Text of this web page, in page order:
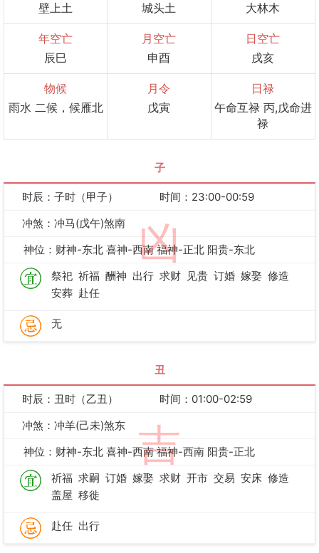
壁上土
城头土
大林木
年空亡
辰巳
月空亡
申酉
日空亡
戌亥
物候
雨水 二候，候雁北
月令
戊寅
日禄
午命互禄 丙,戊命进
禄
子
凶
时辰：子时（甲子）
时间：23:00-00:59
冲煞：冲马(戊午)煞南
神位：财神-东北 喜神-西南 福神-正北 阳贵-东北
祭祀 祈福 酬神 出行 求财 见贵 订婚 嫁娶 修造
安葬 赴任
无
丑
吉
时辰：丑时（乙丑）
时间：01:00-02:59
冲煞：冲羊(己未)煞东
神位：财神-东北 喜神-西南 福神-西南 阳贵-正北
祈福 求嗣 订婚 嫁娶 求财 开市 交易 安床 修造
盖屋 移徙
赴任 出行